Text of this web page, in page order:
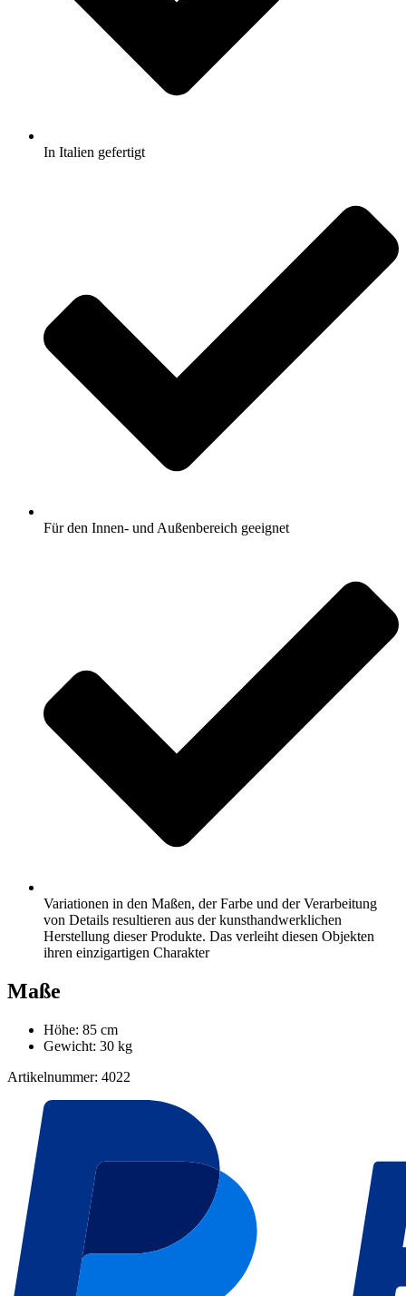
In Italien gefertigt
Für den Innen- und Außenbereich geeignet
Variationen in den Maßen, der Farbe und der Verarbeitung
von Details resultieren aus der kunsthandwerklichen
Herstellung dieser Produkte. Das verleiht diesen Objekten
ihren einzigartigen Charakter
Maße
Höhe: 85 cm
Gewicht: 30 kg
Artikelnummer: 4022